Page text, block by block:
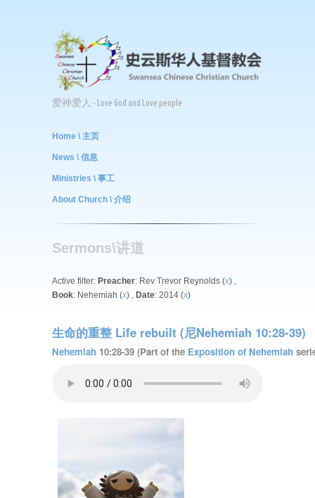
爱神爱人 - Love God and Love people
Home \ 主页
News \ 信息
Ministries \ 事工
About Church \ 介绍
Sermons\讲道
Active filter: Preacher: Rev Trevor Reynolds (x) ,
Book: Nehemiah (x) , Date: 2014 (x)
生命的重整 Life rebuilt (尼Nehemiah 10:28-39)
Nehemiah 10:28-39 (Part of the Exposition of Nehemiah